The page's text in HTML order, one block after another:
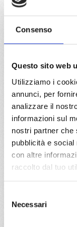
Consenso
Questo sito web
Utilizziamo i
annunci, per
analizzare il
informazioni sul
nostri partner che
pubblicità e
con altre
raccolto dal tuo
delNecessari
Messina, La
15/05/
€